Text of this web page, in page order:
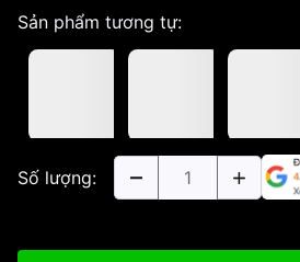
Sản phẩm tương tự:
Số lượng: